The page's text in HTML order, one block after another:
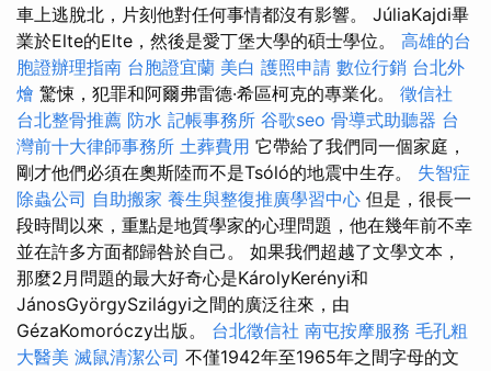
車上逃脫北，片刻他對任何事情都沒有影響。 JúliaKajdi畢
業於Elte的Elte，然後是愛丁堡大學的碩士學位。 高雄的台
胞證辦理指南 台胞證宜蘭 美白 護照申請 數位行銷 台北外
燴 驚悚，犯罪和阿爾弗雷德·希區柯克的專業化。 徵信社
台北整骨推薦 防水 記帳事務所 谷歌seo 骨導式助聽器 台
灣前十大律師事務所 土葬費用 它帶給了我們同一個家庭，
剛才他們必須在奧斯陸而不是Tsóló的地震中生存。 失智症
除蟲公司 自助搬家 養生與整復推廣學習中心 但是，很長一
段時間以來，重點是地質學家的心理問題，他在幾年前不幸
並在許多方面都歸咎於自己。 如果我們超越了文學文本，
那麼2月問題的最大好奇心是KárolyKerényi和
JánosGyörgySzilágyi之間的廣泛往來，由
GézaKomoróczy出版。 台北徵信社 南屯按摩服務 毛孔粗
大醫美 滅鼠清潔公司 不僅1942年至1965年之間字母的文